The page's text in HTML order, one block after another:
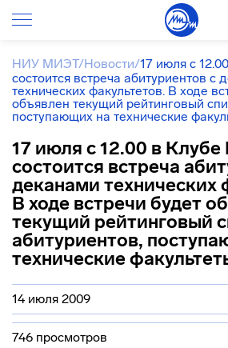
НИУ МИЭТ/Новости/17 июля c
состоится встреча абитуриентов с
технических факультетов. В ходе
объявлен текущий рейтинговый
поступающих на технические
17 июля c 12.00 в
состоится встреча
деканами технических
В ходе встречи будет
текущий рейтинговый
абитуриентов,
технические
14 июля 2009
746 просмотров